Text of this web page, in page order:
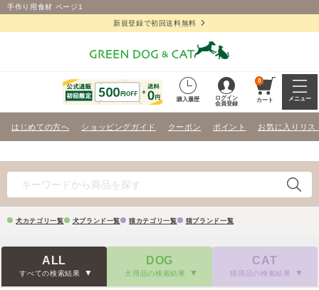
手作り用食材 ページ1
新規登録で初回送料無料
購入履歴
ログイン
会員登録
0
カート メニュー
はじめての方へ ショッピングガイド クーポン ポイント お気に入りリス
犬カテゴリ一覧 犬ブランド一覧 猫カテゴリ一覧 猫ブランド一覧
ALL
すべての検索結果
DOG
犬用品の検索結果
CAT
猫用品の検索結果